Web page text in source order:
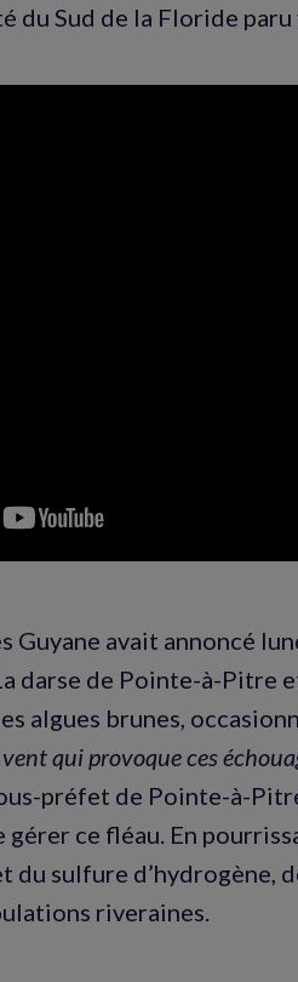
du Sud de la Floride paru
Guyane avait annoncé
darse de Pointe-à-Pitre
algues brunes,
vent qui provoque ces
préfet de Pointe-à-
gérer ce fléau. En
du sulfure d’hydrogène,
riveraines.